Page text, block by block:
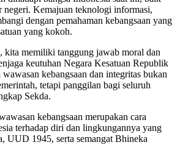
negeri. Kemajuan teknologi informasi,
dengan pemahaman kebangsaan yang
yang kokoh.
kita memiliki tanggung jawab moral dan
keutuhan Negara Kesatuan Republik
kebangsaan dan integritas bukan
tetapi panggilan bagi seluruh
Sekda.
kebangsaan merupakan cara
terhadap diri dan lingkungannya yang
UUD 1945, serta semangat Bhineka